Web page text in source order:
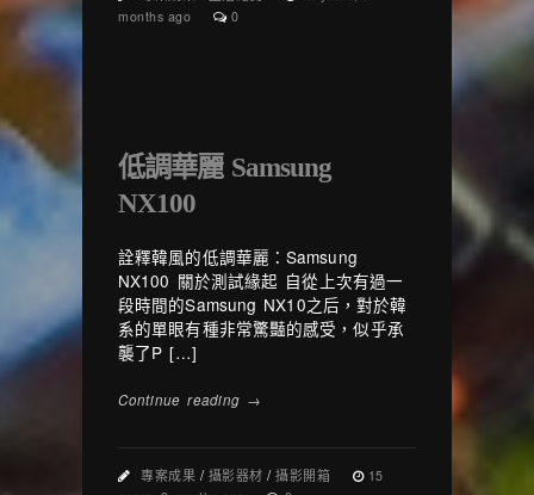
months ago
0
低調華麗 Samsung
NX100
詮釋韓風的低調華麗：Samsung
NX100 關於測試緣起 自從上次有過一
段時間的Samsung NX10之后，對於韓
系的單眼有種非常驚豔的感受，似乎承
襲了P […]
Continue reading →
專案成果 / 攝影器材 / 攝影開箱
15